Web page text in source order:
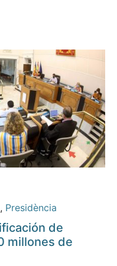
, Presidència
de
millones de